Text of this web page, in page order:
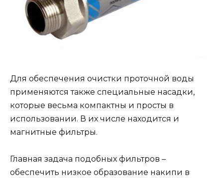
Для обеспечения очистки проточной воды
применяются также специальные насадки,
которые весьма компактны и просты в
использовании. В их числе находится и
магнитные фильтры.
Главная задача подобных фильтров –
обеспечить низкое образование накипи в